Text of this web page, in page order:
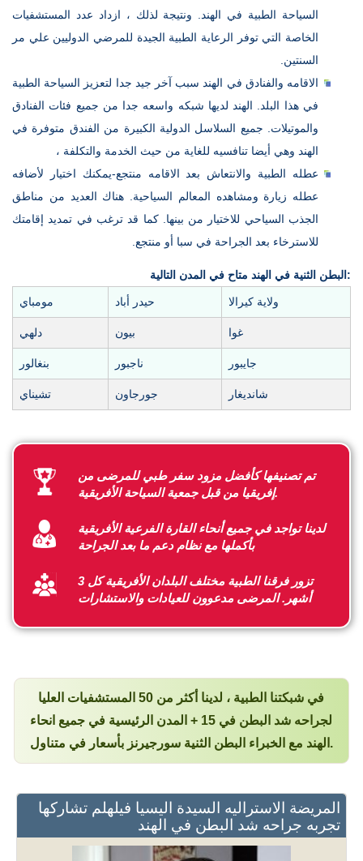
السياحة الطبية في الهند. ونتيجة لذلك ، ازداد عدد المستشفيات
الخاصة التي توفر الرعاية الطبية الجيدة للمرضي الدوليين علي مر
السنتين.
الاقامه والفنادق في الهند سبب آخر جيد جدا لتعزيز السياحة الطبية
في هذا البلد. الهند لديها شبكه واسعه جدا من جميع فئات الفنادق
والموتيلات. جميع السلاسل الدولية الكبيرة من الفندق متوفرة في
الهند وهي أيضا تنافسيه للغاية من حيث الخدمة والتكلفة ،
عطله الطبية والانتعاش بعد الاقامه منتجع-يمكنك اختيار لأضافه
عطله زيارة ومشاهده المعالم السياحية. هناك العديد من مناطق
الجذب السياحي للاختيار من بينها. كما قد ترغب في تمديد إقامتك
للاسترخاء بعد الجراحة في سبا أو منتجع.
البطن الثنية في الهند متاح في المدن التالية:
مومباي حيدر أباد ولاية كيرالا
دلهي بيون غوا
بنغالور ناجبور جايبور
تشيناي جورجاون شانديغار
تم تصنيفها كأفضل مزود سفر طبي للمرضى من
إفريقيا من قبل جمعية السياحة الأفريقية.
لدينا تواجد في جميع أنحاء القارة الفرعية الأفريقية
بأكملها مع نظام دعم ما بعد الجراحة
تزور فرقنا الطبية مختلف البلدان الأفريقية كل 3
أشهر. المرضى مدعوون للعيادات والاستشارات
في شبكتنا الطبية ، لدينا أكثر من 50 المستشفيات العليا
لجراحه شد البطن في 15 + المدن الرئيسية في جميع انحاء
الهند مع الخبراء البطن الثنية سورجيرنز بأسعار في متناول.
المريضة الاستراليه السيدة اليسيا فيلهلم تشاركها
تجربه جراحه شد البطن في الهند